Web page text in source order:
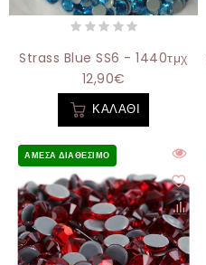
Strass Blue SS6 - 1440τμχ
12,90€
ΚΑΛΆΘΙ
ΆΜΕΣΑ ΔΙΑΘΈΣΙΜΟ